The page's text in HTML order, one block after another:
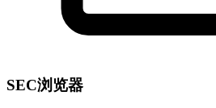
SEC浏览器